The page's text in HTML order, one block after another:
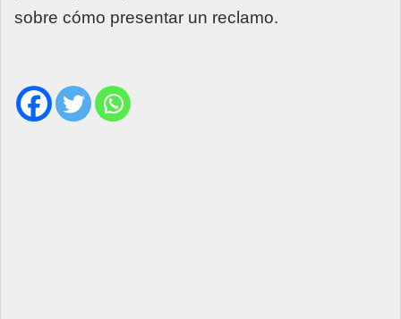
sobre cómo presentar un reclamo.